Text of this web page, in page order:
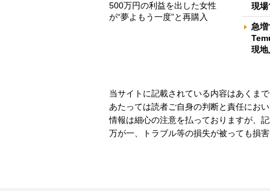
500万円の利益を出した女性
が“夢よもう一度”と再購入
現場
急
現地
当サイトに記載されている内容はあくま
あたっては読者ご自身の判断と責任にお
情報は細心の注意を払っておりますが、
万が一、トラブル等の損失が被っても損